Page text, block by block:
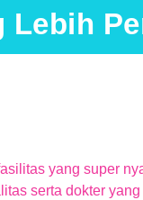
Lebih
yang super
serta dokter